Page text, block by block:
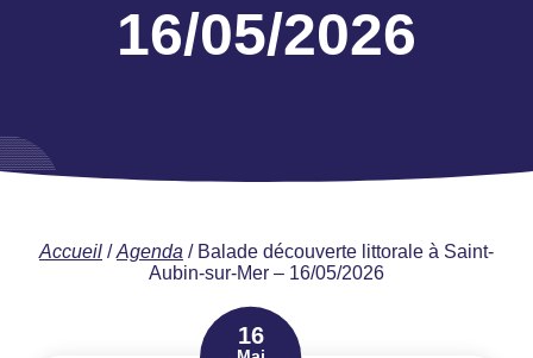
16/05/2026
Accueil /Agenda / Balade découverte littorale à Saint-
Aubin-sur-Mer – 16/05/2026
16